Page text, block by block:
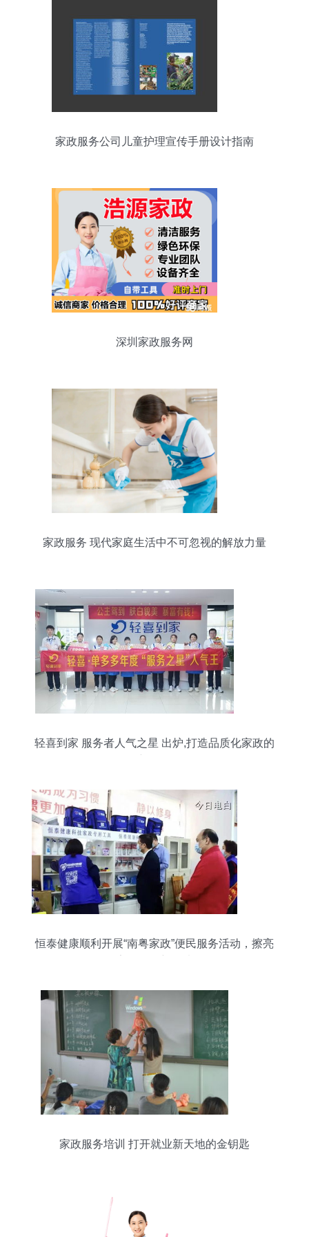
家政服务公司儿童护理宣传手册设计指南
深圳家政服务网
家政服务 现代家庭生活中不可忽视的解放力量
轻喜到家 服务者人气之星 出炉,打造品质化家政的
恒泰健康顺利开展“南粤家政”便民服务活动，擦亮
家政服务培训 打开就业新天地的金钥匙